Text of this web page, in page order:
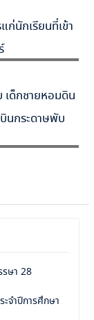
นักเรียนที่เข้า
ด็กชายหอมดิน
นกระดาษพับ
รษา 28
จำปีการศึกษา